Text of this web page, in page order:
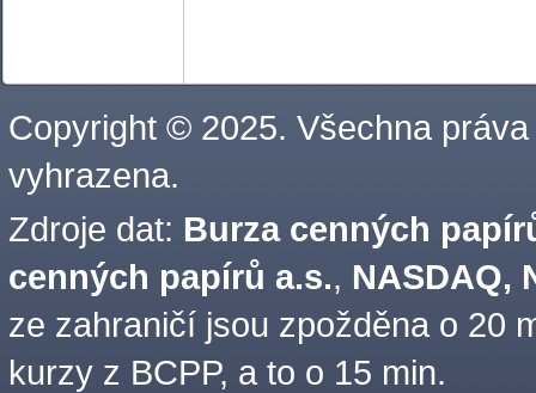
Copyright © 2025. Všechna práva
vyhrazena.
Zdroje dat: Burza cenných
cenných papírů a.s., NASDAQ,
ze zahraničí jsou zpožděna o 20
kurzy z BCPP, a to o 15 min.